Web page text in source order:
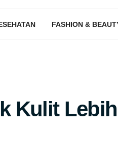
FASHION &
Kulit